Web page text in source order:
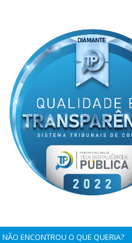
NÃO ENCONTROU O QUE QUERIA?